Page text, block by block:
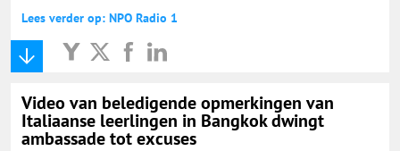
Lees verder op: NPO Radio 1
Video van beledigende opmerkingen van
Italiaanse leerlingen in Bangkok dwingt
ambassade tot excuses